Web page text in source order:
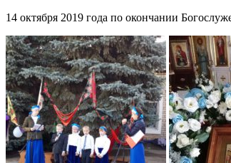
14 октября 2019 года по окончании